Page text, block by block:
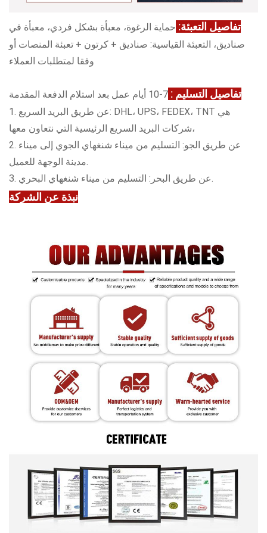
تفاصيل التعبئة: حماية الرغوة، معبأة بشكل فردي، معبأة في
صناديق، التعبئة القياسية: صناديق + كرتون + تعبئة المنصات أو
وفقا لمتطلبات العملاء
تفاصيل التسليم : 7-10 أيام عمل بعد استلام الدفعة المقدمة
1. عن طريق البريد السريع: DHL، UPS، FEDEX، TNT هي
شركات البريد السريع الرئيسية التي نتعاون معها،
2. عن طريق الجو: التسليم من ميناء شنغهاي الجوي إلى ميناء
مدينة الوجهة للعميل.
3. عن طريق البحر: التسليم من ميناء شنغهاي البحري.
نبذة عن الشركة